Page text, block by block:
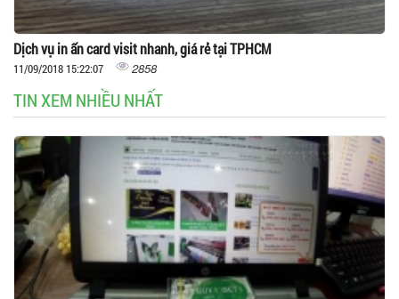
Dịch vụ in ấn card visit nhanh, giá rẻ tại TPHCM
11/09/2018 15:22:07 2858
TIN XEM NHIỀU NHẤT